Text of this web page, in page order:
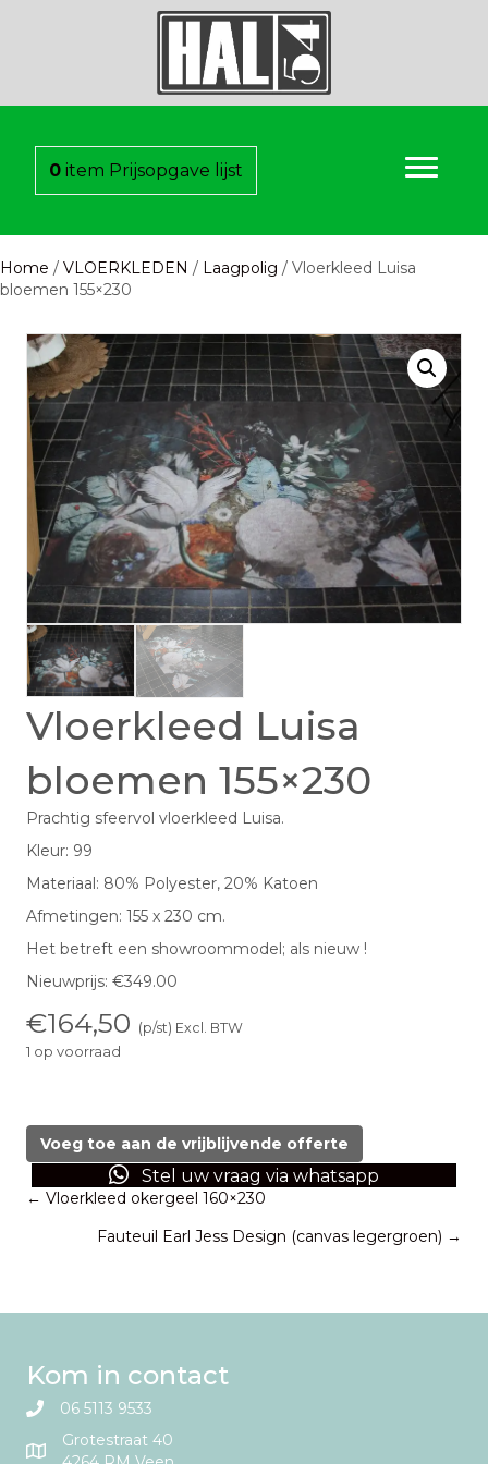
0 item Prijsopgave lijst
Home / VLOERKLEDEN / Laagpolig / Vloerkleed Luisa
bloemen 155×230
Vloerkleed Luisa
bloemen 155×230
Prachtig sfeervol vloerkleed Luisa.
Kleur: 99
Materiaal: 80% Polyester, 20% Katoen
Afmetingen: 155 x 230 cm.
Het betreft een showroommodel; als nieuw !
Nieuwprijs: €349.00
€164,50 (p/st) Excl. BTW
1 op voorraad
bloemen
155x230
Voeg toe aan de vrijblijvende offerte
Stel uw vraag via whatsapp
Posts
navigation
← Vloerkleed okergeel 160×230
Fauteuil Earl Jess Design (canvas legergroen) →
Kom in contact
06 5113 9533
Grotestraat 40